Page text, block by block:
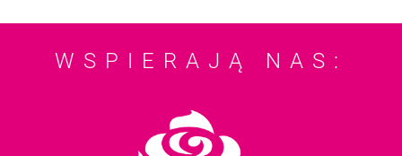
WSPIERAJĄ NAS: